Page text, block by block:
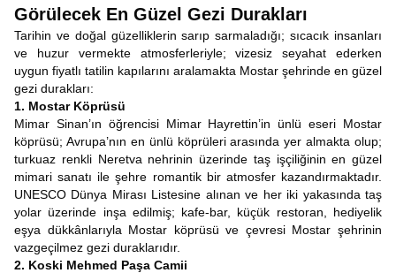
Görülecek En Güzel Gezi Durakları
Tarihin ve doğal güzelliklerin sarıp sarmaladığı; sıcacık insanları
ve huzur vermekte atmosferleriyle; vizesiz seyahat ederken
uygun fiyatlı tatilin kapılarını aralamakta Mostar şehrinde en güzel
gezi durakları:
1. Mostar Köprüsü
Mimar Sinan’ın öğrencisi Mimar Hayrettin’in ünlü eseri Mostar
köprüsü; Avrupa’nın en ünlü köprüleri arasında yer almakta olup;
turkuaz renkli Neretva nehrinin üzerinde taş işçiliğinin en güzel
mimari sanatı ile şehre romantik bir atmosfer kazandırmaktadır.
UNESCO Dünya Mirası Listesine alınan ve her iki yakasında taş
yolar üzerinde inşa edilmiş; kafe-bar, küçük restoran, hediyelik
eşya dükkânlarıyla Mostar köprüsü ve çevresi Mostar şehrinin
vazgeçilmez gezi duraklarıdır.
2. Koski Mehmed Paşa Camii